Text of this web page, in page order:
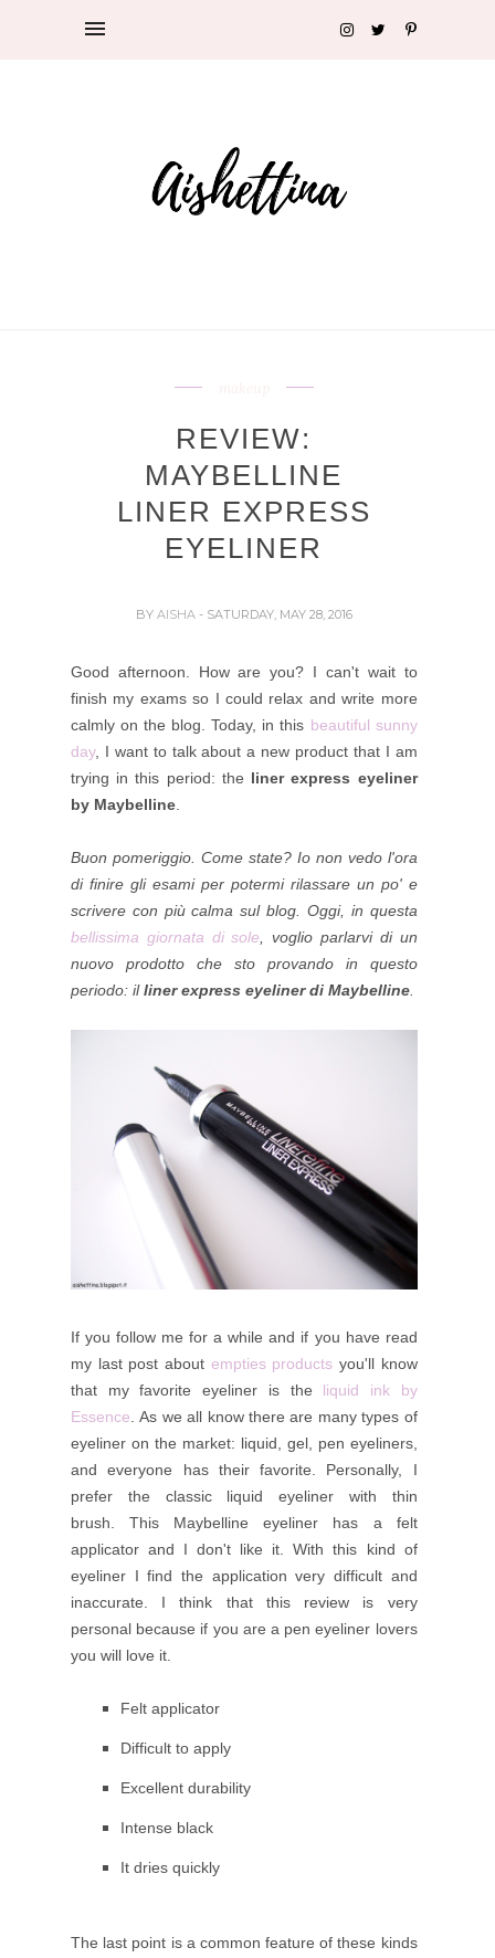
REVIEW:
MAYBELLINE
LINER EXPRESS
EYELINER
BY AISHA - SATURDAY, MAY 28, 2016
Good afternoon. How are you? I can't wait to
finish my exams so I could relax and write more
calmly on the blog. Today, in this beautiful sunny
day, I want to talk about a new product that I am
trying in this period: the liner express eyeliner
by Maybelline
Buon pomeriggio. Come state? Io non vedo l'ora
di finire gli esami per potermi rilassare un po' e
scrivere con più calma sul blog. Oggi, in questa
bellissima giornata di sole , voglio parlarvi di un
nuovo prodotto che sto provando in questo
periodo: illiner express eyeliner di Maybelline
If you follow me for a while and if you have read
my last post about empties products you'll know
that my favorite eyeliner is the liquid ink by
Essence . As we all know there are many types of
eyeliner on the market: liquid, gel, pen eyeliners,
and everyone has their favorite. Personally, I
prefer the classic liquid eyeliner with thin
brush.This Maybelline eyeliner has a felt
applicator and I don't like it. With this kind of
eyeliner I find the application very difficult and
inaccurate. I think that this review is very
personal because if you are a pen eyeliner lovers
you will love it.
Felt applicator
Difficult to apply
Excellent durability
Intense black
It dries quickly
The last point is a common feature of these kinds